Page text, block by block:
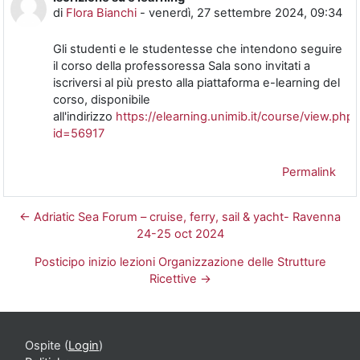
di Flora Bianchi - venerdì, 27 settembre 2024, 09:34
Gli studenti e le studentesse che intendono seguire
il corso della professoressa Sala sono invitati a
iscriversi al più presto alla piattaforma e-learning del
corso, disponibile
all'indirizzo https://elearning.unimib.it/course/view.php?
id=56917
Permalink
← Adriatic Sea Forum – cruise, ferry, sail & yacht- Ravenna
24-25 oct 2024
Posticipo inizio lezioni Organizzazione delle Strutture
Ricettive →
Ospite (Login)